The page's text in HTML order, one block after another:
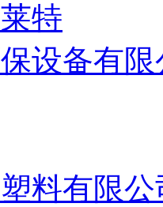
特
设备有
料有限公